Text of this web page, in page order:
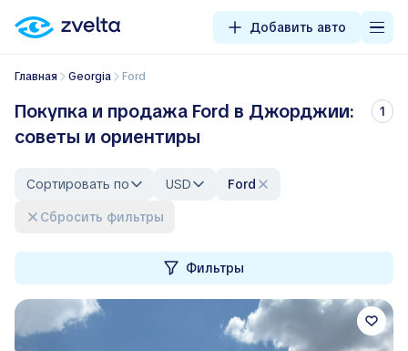
Добавить авто
Главная Georgia Ford
Покупка и продажа Ford в Джорджии:
советы и ориентиры
1
Сортировать по USD
Ford
Сбросить фильтры
Фильтры